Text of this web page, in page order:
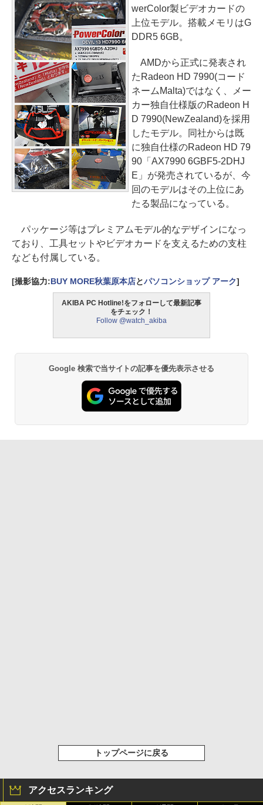
werColor製ビデオカードの
上位モデル。搭載メモリはG
DDR5 6GB。
AMDから正式に発表され
たRadeon HD 7990(コード
ネームMalta)ではなく、メー
カー独自仕様版のRadeon H
D 7990(NewZealand)を採用
したモデル。同社からは既
に独自仕様のRadeon HD 79
90「AX7990 6GBF5-2DHJ
E」が発売されているが、今
回のモデルはその上位にあ
たる製品になっている。
パッケージ等はプレミアムモデル的なデザインになっ
ており、工具セットやビデオカードを支えるための支柱
なども付属している。
[撮影協力:BUY MORE秋葉原本店とパソコンショップ アーク]
AKIBA PC Hotline!をフォローして最新記事
をチェック！
Follow @watch_akiba
Google 検索で当サイトの記事を優先表示させる
トップページに戻る
アクセスランキング